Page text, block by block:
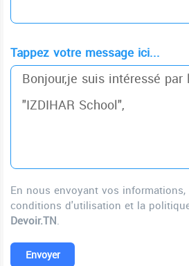
Tappez votre message ici...
En nous envoyant vos
conditions d'utilisation et la
Devoir.TN.
Envoyer